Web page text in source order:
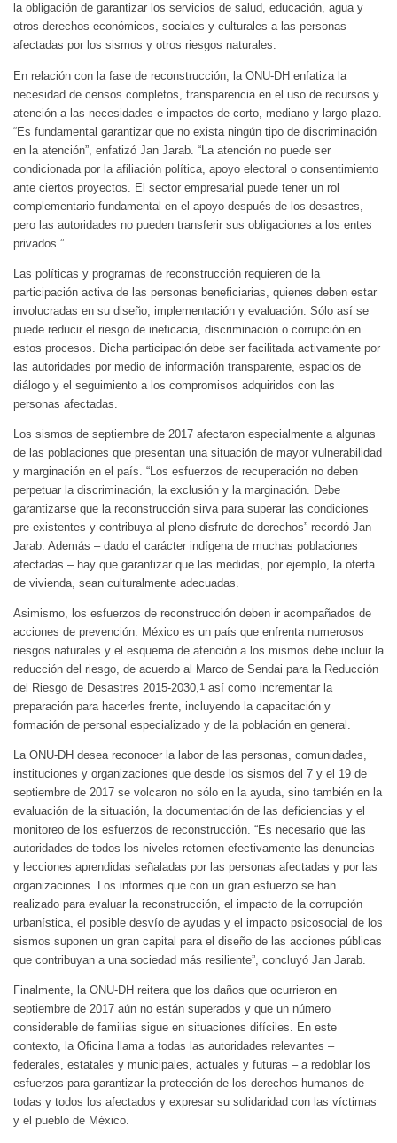
la obligación de garantizar los servicios de salud, educación, agua y
otros derechos económicos, sociales y culturales a las personas
afectadas por los sismos y otros riesgos naturales.
En relación con la fase de reconstrucción, la ONU-DH enfatiza la
necesidad de censos completos, transparencia en el uso de recursos y
atención a las necesidades e impactos de corto, mediano y largo plazo.
“Es fundamental garantizar que no exista ningún tipo de discriminación
en la atención”, enfatizó Jan Jarab. “La atención no puede ser
condicionada por la afiliación política, apoyo electoral o consentimiento
ante ciertos proyectos. El sector empresarial puede tener un rol
complementario fundamental en el apoyo después de los desastres,
pero las autoridades no pueden transferir sus obligaciones a los entes
privados.”
Las políticas y programas de reconstrucción requieren de la
participación activa de las personas beneficiarias, quienes deben estar
involucradas en su diseño, implementación y evaluación. Sólo así se
puede reducir el riesgo de ineficacia, discriminación o corrupción en
estos procesos. Dicha participación debe ser facilitada activamente por
las autoridades por medio de información transparente, espacios de
diálogo y el seguimiento a los compromisos adquiridos con las
personas afectadas.
Los sismos de septiembre de 2017 afectaron especialmente a algunas
de las poblaciones que presentan una situación de mayor vulnerabilidad
y marginación en el país. “Los esfuerzos de recuperación no deben
perpetuar la discriminación, la exclusión y la marginación. Debe
garantizarse que la reconstrucción sirva para superar las condiciones
pre-existentes y contribuya al pleno disfrute de derechos” recordó Jan
Jarab. Además – dado el carácter indígena de muchas poblaciones
afectadas – hay que garantizar que las medidas, por ejemplo, la oferta
de vivienda, sean culturalmente adecuadas.
Asimismo, los esfuerzos de reconstrucción deben ir acompañados de
acciones de prevención. México es un país que enfrenta numerosos
riesgos naturales y el esquema de atención a los mismos debe incluir la
reducción del riesgo, de acuerdo al Marco de Sendai para la Reducción
del Riesgo de Desastres 2015-2030 1 así como incrementar la
preparación para hacerles frente, incluyendo la capacitación y
formación de personal especializado y de la población en general.
La ONU-DH desea reconocer la labor de las personas, comunidades,
instituciones y organizaciones que desde los sismos del 7 y el 19 de
septiembre de 2017 se volcaron no sólo en la ayuda, sino también en la
evaluación de la situación, la documentación de las deficiencias y el
monitoreo de los esfuerzos de reconstrucción. “Es necesario que las
autoridades de todos los niveles retomen efectivamente las denuncias
y lecciones aprendidas señaladas por las personas afectadas y por las
organizaciones. Los informes que con un gran esfuerzo se han
realizado para evaluar la reconstrucción, el impacto de la corrupción
urbanística, el posible desvío de ayudas y el impacto psicosocial de los
sismos suponen un gran capital para el diseño de las acciones públicas
que contribuyan a una sociedad más resiliente”, concluyó Jan Jarab.
Finalmente, la ONU-DH reitera que los daños que ocurrieron en
septiembre de 2017 aún no están superados y que un número
considerable de familias sigue en situaciones difíciles. En este
contexto, la Oficina llama a todas las autoridades relevantes –
federales, estatales y municipales, actuales y futuras – a redoblar los
esfuerzos para garantizar la protección de los derechos humanos de
todas y todos los afectados y expresar su solidaridad con las víctimas
y el pueblo de México.